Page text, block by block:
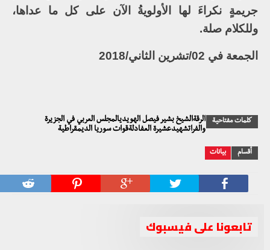
جريمةٍ نكراءَ لها الأولويةُ الآن على كل ما عداها،
وللكلام صلة.
الجمعة في 02/تشرين الثاني/2018
كلمات مفتاحية
الرقةالشيخ بشير فيصل الهويديالمجلس العربي في الجزيرة
والفراتشهيدعشيرة العفادلةقوات سوريا الديمقراطية
أقسام بيانات
تابعونا على فيسبوك